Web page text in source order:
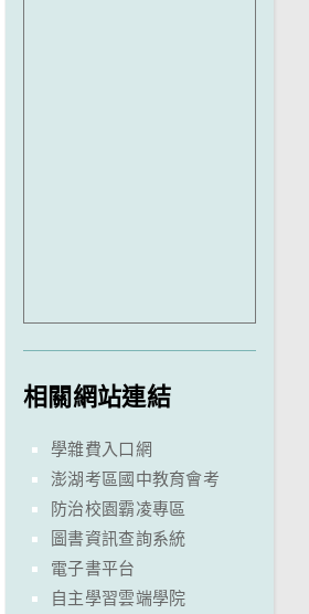
相關網站連結
學雜費入口網
澎湖考區國中教育會考
防治校園霸凌專區
圖書資訊查詢系統
電子書平台
自主學習雲端學院